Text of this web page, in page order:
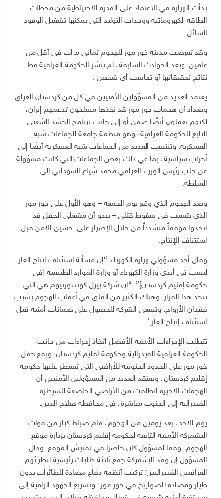
بدأت الوزارة في الاعتماد على القدرة الاحتياطية من محطات
الطاقة الكهرومائية ووحدات التوليد التي يمكنها تشغيل الوقود
السائل.
وقد تعرضت مدينة خور مور للهجوم ثماني مرات في أقل من
عامين. وبعد الحوادث السابقة، لم تنشر الحكومة العراقية قط
نتائج تحقيقاتها أو تحاسب أي شخص .
يعتقد العديد من المسؤولين الأمنيين في كل من كردستان العراق
وبغداد أن هجمات خور مور قد نفذها مسلحون تدعمهم إيران،
لكنهم يعملون أيضًا ضمن أو إلى جانب برنامج الحشد الشعبي
التابع للحكومة العراقية، وهو منظمة جامعة للجماعات شبه
العسكرية. وتنتسب العديد من الجماعات شبه العسكرية أيضًا إلى
أحزاب سياسية، بما في ذلك بعض الجماعات التي كانت مسؤولة
عن جلب رئيس الوزراء العراقي محمد شياع السوداني إلى
السلطة.
وبعد الهجوم الذي وقع يوم الجمعة – وهو الأول على خور مور
الذي يتسبب في سقوط قتلى – يبدو أن مشغلي الحقل قد
اتخذوا موقفاً متشدداً من خلال الإصرار على تحسين الأمن قبل
استئناف الإنتاج.
وقال أحد مسؤولي وزارة الكهرباء: “إن مسألة استئناف إنتاج الغاز
ليست في أيدي وزارة الكهرباء أو وزارة الموارد الطبيعية [في
حكومة إقليم كردستان]”. “إن شركة بيرل كونسورتيوم هي التي
تتخذ هذا القرار. وهناك الكثير من القلق في أعقاب الهجوم بسبب
فقدان الأرواح. وتسعى الشركة للحصول على ضمانات أمنية قبل
استئناف إنتاج الغاز.”
تتطلب الإجراءات الأمنية الأفضل اتخاذ إجراءات من جانب
الحكومة العراقية الفيدرالية وحكومة إقليم كردستان. ويقع حقل
خور مور على الحدود الجنوبية للأراضي التي تسيطر عليها حكومة
إقليم كردستان، ويعتقد العديد من المسؤولين الأمنيين أن
الهجمات الأخيرة انطلقت من الأراضي الخاضعة للسيطرة
الفيدرالية إلى الجنوب مباشرة، في محافظة صلاح الدين.
يوم الأحد، بعد يومين من الهجوم، قام ضباط كبار من قوات
البشمركة الأمنية التابعة لحكومة إقليم كردستان بزيارة موقع
الهجوم، وفقا لمسؤول كان حاضرا في تفتيش الموقع. وقال
المسؤول إن وفد البشمركة جمع ثلاثة طلبات رئيسية لنظرائهم
العراقيين الفيدراليين: تركيب أنظمة دفاع مضادة للطائرات بدون
طيار ومضادة للصواريخ في خور مور؛ وتسريع الجهود الرامية إلى